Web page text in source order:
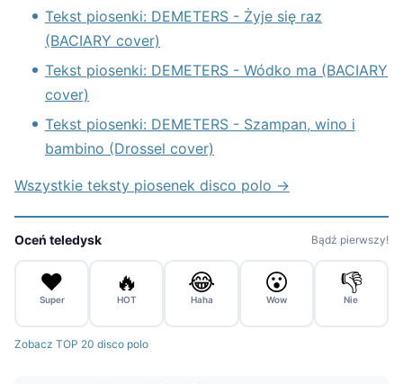
Tekst piosenki: DEMETERS - Żyje się raz
(BACIARY cover)
Tekst piosenki: DEMETERS - Wódko ma (BACIARY
cover)
Tekst piosenki: DEMETERS - Szampan, wino i
bambino (Drossel cover)
Wszystkie teksty piosenek disco polo →
Oceń teledysk Bądź pierwszy!
❤️
Super
🔥
HOT
😂
Haha
😮
Wow
👎
Nie
Zobacz TOP 20 disco polo